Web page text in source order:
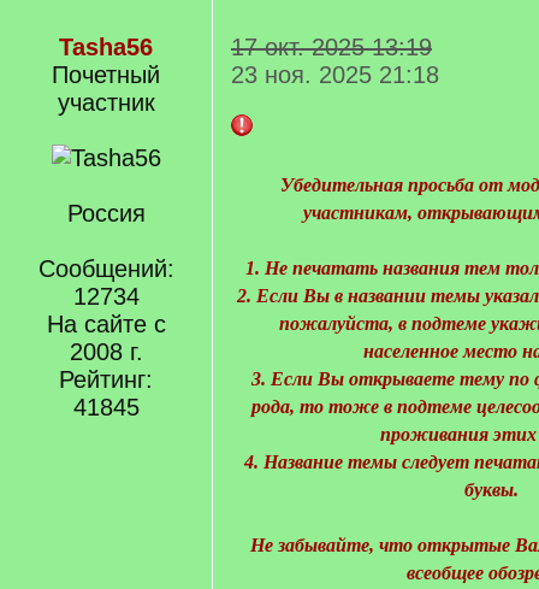
Tasha56
Почетный
учаcтник
Россия
Сообщений:
12734
На сайте с
2008 г.
Рейтинг:
41845
17 окт. 2025 13:19
23 ноя. 2025 21:18
Убедительная просьба от
участникам,
1. Не печатать названия тем
2. Если Вы в названии темы
пожалуйста, в подтеме
населенное место
3. Если Вы открываете тему по
рода, то тоже в подтеме
проживания этих
4. Название темы следует
буквы.
Не забывайте, что открытые
всеобщее